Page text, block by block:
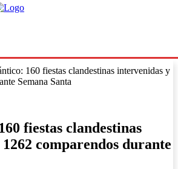
160 fiestas clandestinas intervenidas y
Semana Santa
fiestas clandestinas
comparendos durante